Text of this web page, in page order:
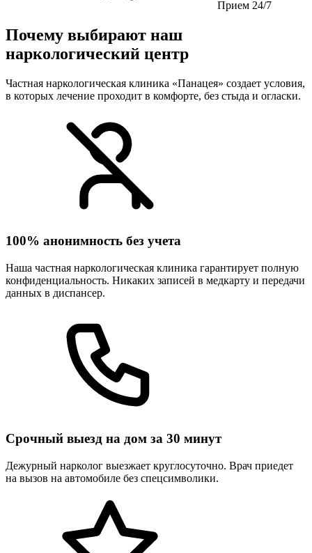
Прием 24/7
Почему выбирают наш
наркологический центр
Частная наркологическая клиника «Панацея» создает условия,
в которых лечение проходит в комфорте, без стыда и огласки.
100% анонимность без учета
Наша частная наркологическая клиника гарантирует полную
конфиденциальность. Никаких записей в медкарту и передачи
данных в диспансер.
Срочный выезд на дом за 30 минут
Дежурный нарколог выезжает круглосуточно. Врач приедет
на вызов на автомобиле без спецсимволики.